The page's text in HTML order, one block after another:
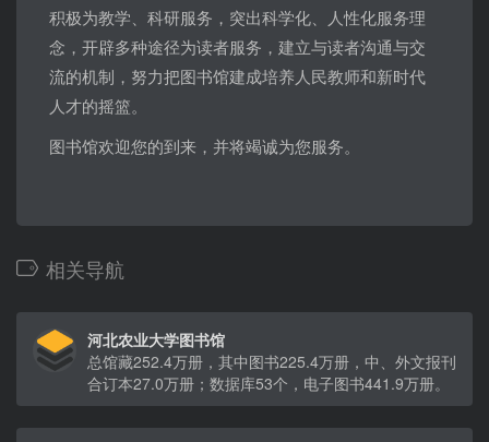
积极为教学、科研服务，突出科学化、人性化服务理
念，开辟多种途径为读者服务，建立与读者沟通与交
流的机制，努力把图书馆建成培养人民教师和新时代
人才的摇篮。
图书馆欢迎您的到来，并将竭诚为您服务。
相关导航
河北农业大学图书馆
总馆藏252.4万册，其中图书225.4万册，中、外文报刊
合订本27.0万册；数据库53个，电子图书441.9万册。